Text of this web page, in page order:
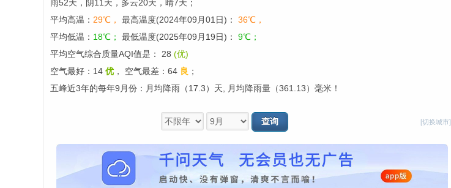
雨52天，阴11天，多云20天，晴7天；
平均高温： 29℃， 最高温度(2024年09月01日)： 36℃，
平均低温： 18℃； 最低温度(2025年09月19日)： 9℃；
平均空气综合质量AQI值是： 28 (优)
空气最好：14 优， 空气最差：64 良 ；
五峰近3年的每年9月份：月均降雨（17.3）天, 月均降雨量（361.13）毫米！
[切换城市]